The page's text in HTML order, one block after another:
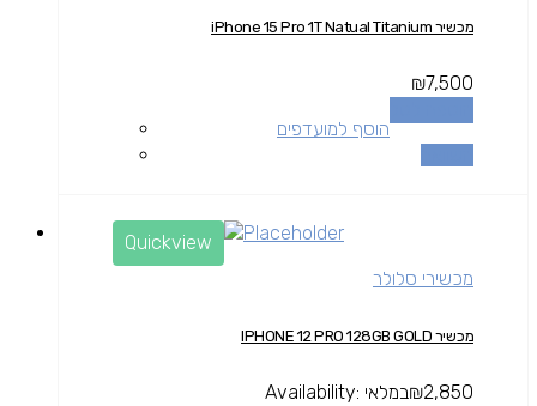
מכשיר iPhone 15 Pro 1T Natual Titanium
₪7,500
הוסף למועדפים
Quickview
מכשירי סלולר
מכשיר IPHONE 12 PRO 128GB GOLD
₪2,850
Availability: במלאי